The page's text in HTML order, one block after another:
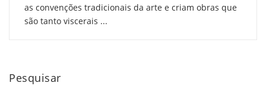
as convenções tradicionais da arte e criam obras que
são tanto viscerais ...
Pesquisar